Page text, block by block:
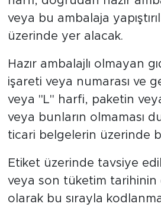
veya bu ambalaja
üzerinde yer alacak.
Hazır ambalajlı olmayan
işareti veya numarası ve
veya "L" harfi, paketin
veya bunların olmaması
ticari belgelerin üzerinde
Etiket üzerinde tavsiye
veya son tüketim tarihinin
olarak bu sırayla